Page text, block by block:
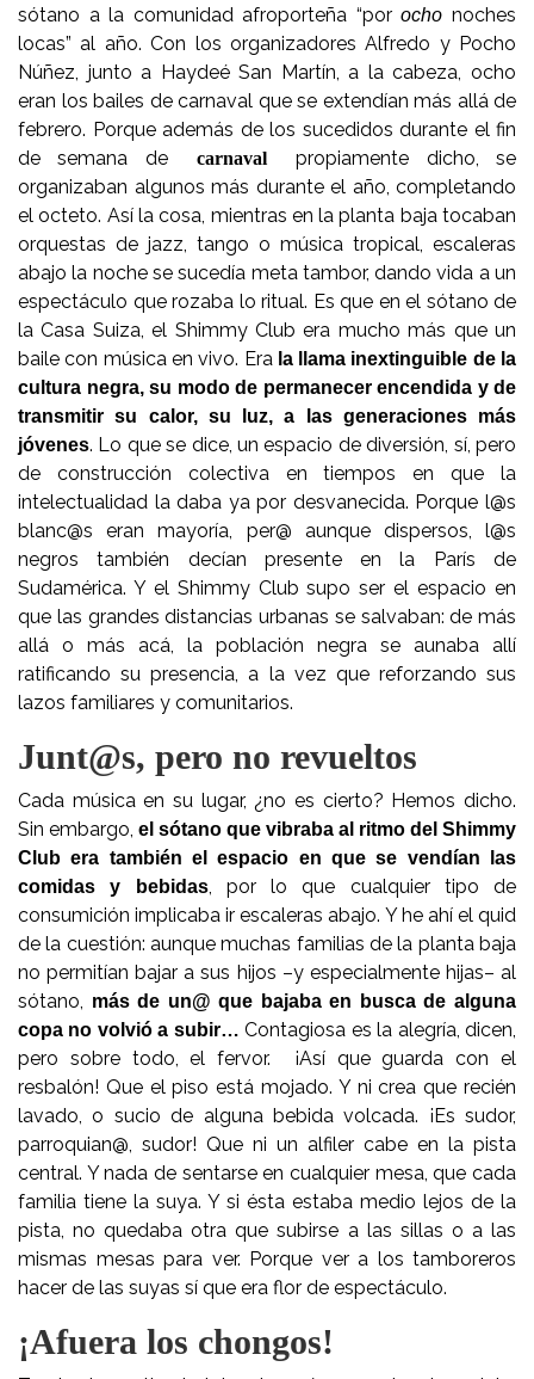
sótano a la comunidad afroporteña “porochonoches
locas” al año. Con los organizadores Alfredo y Pocho
Núñez, junto a Haydeé San Martín, a la cabeza, ocho
eran los bailes de carnaval que se extendían más allá de
febrero. Porque además de los sucedidos durante el fin
de semana de
carnaval
propiamente dicho, se
organizaban algunos más durante el año, completando
el octeto. Así la cosa, mientras en la planta baja tocaban
orquestas de jazz, tango o música tropical, escaleras
abajo la noche se sucedía meta tambor, dando vida a un
espectáculo que rozaba lo ritual. Es que en el sótano de
la Casa Suiza, el Shimmy Club era mucho más que un
baile con música en vivo. Era la llama inextinguible de la
cultura negra, su modo de permanecer encendida y de
transmitir su calor, su luz, a las generaciones más
jóvenes. Lo que se dice, un espacio de diversión, sí, pero
de construcción colectiva en tiempos en que la
intelectualidad la daba ya por desvanecida. Porque l@s
blanc@s eran mayoría, per@ aunque dispersos, l@s
negros también decían presente en la París de
Sudamérica. Y el Shimmy Club supo ser el espacio en
que las grandes distancias urbanas se salvaban: de más
allá o más acá, la población negra se aunaba allí
ratificando su presencia, a la vez que reforzando sus
lazos familiares y comunitarios.
Junt@s, pero no revueltos
Cada música en su lugar, ¿no es cierto? Hemos dicho.
Sin embargo, el sótano que vibraba al ritmo del Shimmy
Club era también el espacio en que se vendían las
comidas y bebidas, por lo que cualquier tipo de
consumición implicaba ir escaleras abajo. Y he ahí el quid
de la cuestión: aunque muchas familias de la planta baja
no permitían bajar a sus hijos –y especialmente hijas– al
sótano, más de un@ que bajaba en busca de alguna
copa no volvió a subir… Contagiosa es la alegría, dicen,
pero sobre todo, el fervor. ¡Así que guarda con el
resbalón! Que el piso está mojado. Y ni crea que recién
lavado, o sucio de alguna bebida volcada. ¡Es sudor,
parroquian@, sudor! Que ni un alfiler cabe en la pista
central. Y nada de sentarse en cualquier mesa, que cada
familia tiene la suya. Y si ésta estaba medio lejos de la
pista, no quedaba otra que subirse a las sillas o a las
mismas mesas para ver. Porque ver a los tamboreros
hacer de las suyas sí que era flor de espectáculo.
¡Afuera los chongos!